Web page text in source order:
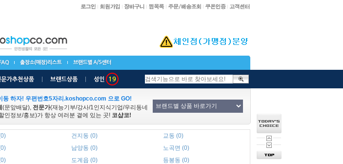
동 하자! 우편번호5자리.koshopco.com 으로 GO!
(문앞배달), 전문가(재능기부/강사/1인지식기업/우리동네
인정보/홍보)가 항상 여러분 곁에 있는 곳! 코샵코!
건지동 (0)
교동 (0)
남양동 (0)
노곡면 (0)
도계읍 (0)
등봉동 (0)